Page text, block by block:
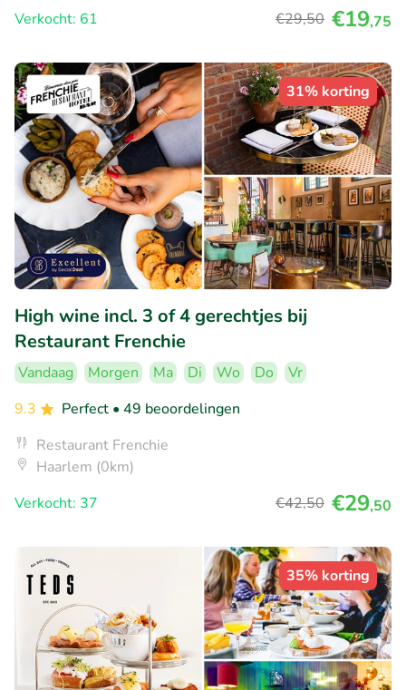
Verkocht: 61
€29,50 €19,75
31% korting
High wine incl. 3 of 4 gerechtjes bij
Restaurant Frenchie
Vandaag Morgen Ma Di Wo Do
Vr
9.3
Perfect • 49 beoordelingen
Restaurant Frenchie
Haarlem (0km)
Verkocht: 37
€42,50 €29,50
35% korting